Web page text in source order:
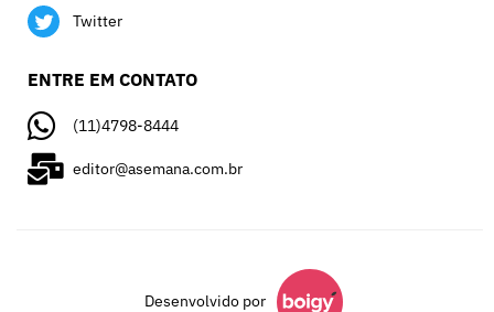
Twitter
ENTRE EM CONTATO
(11)4798-8444
editor@asemana.com.br
Desenvolvido por